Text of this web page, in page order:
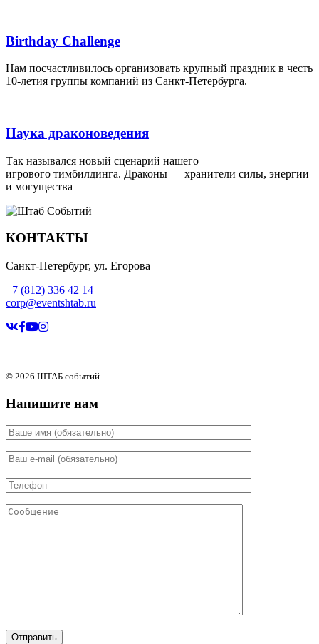
Birthday Challenge
Нам посчастливилось организовать крупный праздник в честь
10-летия группы компаний из Санкт-Петербурга.
Наука драконоведения
Так назывался новый сценарий нашего
игрового тимбилдинга. Драконы — хранители силы, энергии
и могущества
КОНТАКТЫ
Санкт-Петербург, ул. Егорова
+7 (812) 336 42 14
corp@eventshtab.ru
© 2026 ШТАБ событий
Напишите нам